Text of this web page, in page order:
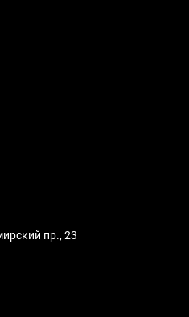
пр., 23